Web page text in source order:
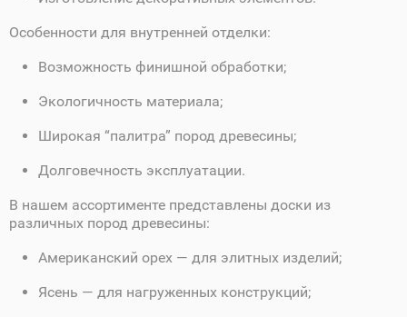
Особенности для внутренней отделки:
Возможность финишной обработки;
Экологичность материала;
Широкая “палитра” пород древесины;
Долговечность эксплуатации.
В нашем ассортименте представлены доски из
различных пород древесины:
Американский орех — для элитных изделий;
Ясень — для нагруженных конструкций;